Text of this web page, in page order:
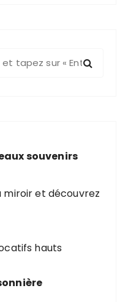
souvenirs
miroir et découvrez
hauts